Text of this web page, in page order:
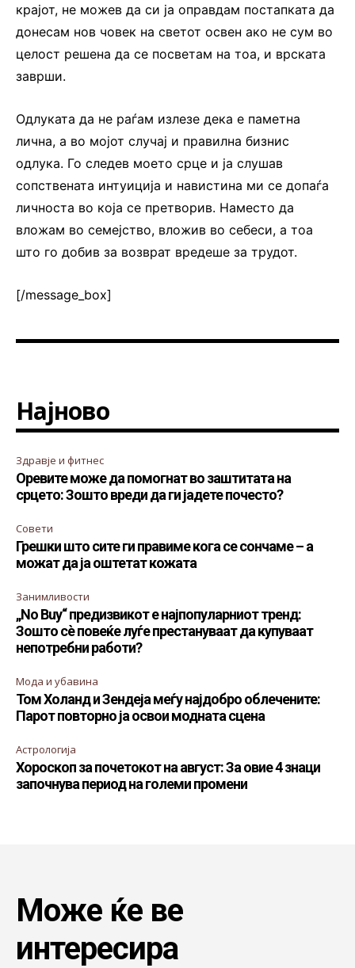
крајот, не можев да си ја оправдам постапката да
донесам нов човек на светот освен ако не сум во
целост решена да се посветам на тоа, и врската
заврши.
Одлуката да не раѓам излезе дека е паметна
лична, а во мојот случај и правилна бизнис
одлука. Го следев моето срце и ја слушав
сопствената интуиција и навистина ми се допаѓа
личноста во која се претворив. Наместо да
вложам во семејство, вложив во себеси, а тоа
што го добив за возврат вредеше за трудот.
[/message_box]
Најново
Здравје и фитнес
Оревите може да помогнат во заштитата на
срцето: Зошто вреди да ги јадете почесто?
Совети
Грешки што сите ги правиме кога се сончаме – а
можат да ја оштетат кожата
Занимливости
„No Buy“ предизвикот е најпопуларниот тренд:
Зошто сè повеќе луѓе престануваат да купуваат
непотребни работи?
Мода и убавина
Том Холанд и Зендеја меѓу најдобро облечените:
Парот повторно ја освои модната сцена
Астрологија
Хороскоп за почетокот на август: За овие 4 знаци
започнува период на големи промени
Може ќе ве
интересира